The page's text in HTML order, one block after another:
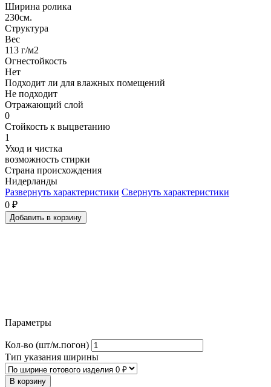
Ширина ролика
230см.
Структура
Вес
113 г/м2
Огнестойкость
Нет
Подходит ли для влажных помещений
Не подходит
Отражающий слой
0
Стойкость к выцветанию
1
Уход и чистка
возможность стирки
Страна происхождения
Нидерланды
Развернуть характеристики Свернуть характеристики
0 ₽
Добавить в корзину
Параметры
Кол-во (шт/м.погон)
Тип указания ширины
В корзину